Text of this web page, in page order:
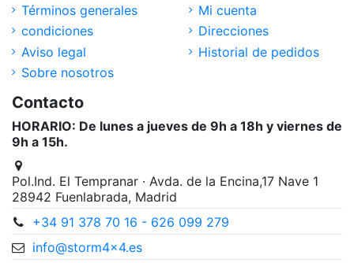
Términos generales
condiciones
Aviso legal
Sobre nosotros
Mi cuenta
Direcciones
Historial de pedidos
Contacto
HORARIO: De lunes a jueves de 9h a 18h y viernes de
9h a 15h.
Pol.Ind. El Tempranar · Avda. de la Encina,17 Nave 1
28942 Fuenlabrada, Madrid
+34 91 378 70 16 - 626 099 279
info@storm4x4.es